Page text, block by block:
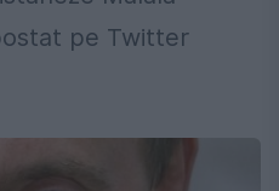
pe Twitter